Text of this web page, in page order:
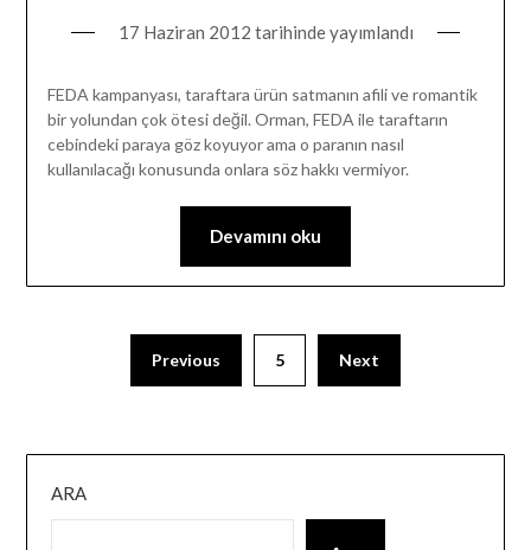
17 Haziran 2012 tarihinde yayımlandı
FEDA kampanyası, taraftara ürün satmanın afili ve romantik
bir yolundan çok ötesi değil. Orman, FEDA ile taraftarın
cebindeki paraya göz koyuyor ama o paranın nasıl
kullanılacağı konusunda onlara söz hakkı vermiyor.
Devamını oku
Previous 5 Next
ARA